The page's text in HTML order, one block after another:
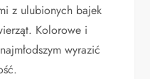
z ulubionych bajek
Kolorowe i
wyrazić